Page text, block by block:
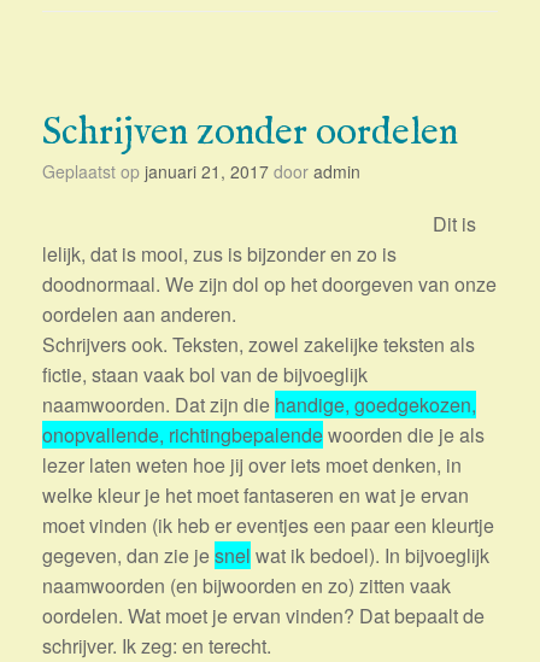
Schrijven zonder oordelen
Geplaatst op januari 21, 2017 door admin
Dit is
lelijk, dat is mooi, zus is bijzonder en zo is
doodnormaal. We zijn dol op het doorgeven van onze
oordelen aan anderen.
Schrijvers ook. Teksten, zowel zakelijke teksten als
fictie, staan vaak bol van de bijvoeglijk
naamwoorden. Dat zijn die handige, goedgekozen,
onopvallende, richtingbepalendewoorden die je als
lezer laten weten hoe jij over iets moet denken, in
welke kleur je het moet fantaseren en wat je ervan
moet vinden (ik heb er eventjes een paar een kleurtje
gegeven, dan zie jesnel wat ik bedoel). In bijvoeglijk
naamwoorden (en bijwoorden en zo) zitten vaak
oordelen. Wat moet je ervan vinden? Dat bepaalt de
schrijver. Ik zeg: en terecht.